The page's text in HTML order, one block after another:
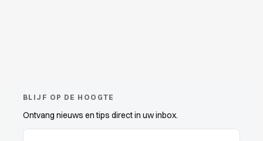
BLIJF OP DE HOOGTE
Ontvang nieuws en tips direct in uw inbox.
E-Mail-Adressen